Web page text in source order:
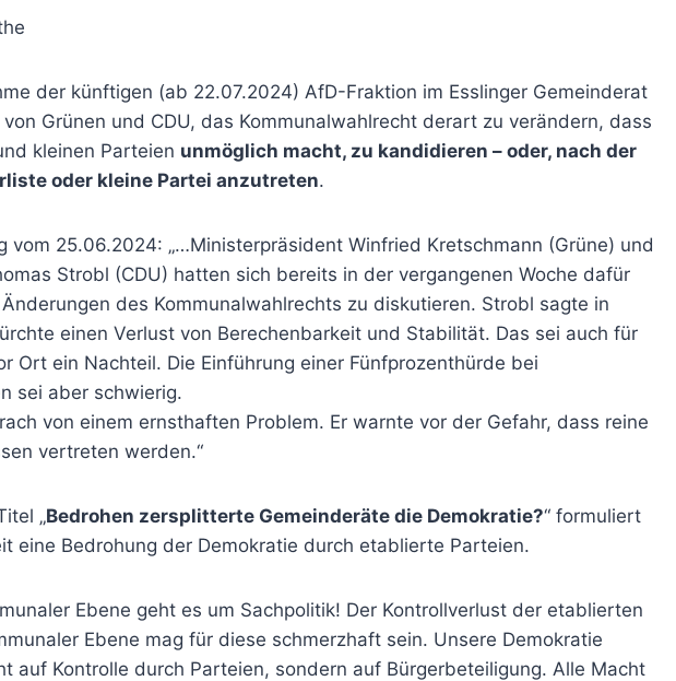
der künftigen (ab 22.07.2024) AfD-Fraktion im Esslinger Gemeinderat
Grünen und CDU, das Kommunalwahlrecht derart zu verändern, dass
kleinen Parteien unmöglich macht, zu kandidieren – oder, nach der
oder kleine Partei anzutreten.
vom 25.06.2024: „…Ministerpräsident Winfried Kretschmann (Grüne) und
Strobl (CDU) hatten sich bereits in der vergangenen Woche dafür
des Kommunalwahlrechts zu diskutieren. Strobl sagte in
einen Verlust von Berechenbarkeit und Stabilität. Das sei auch für
Ort ein Nachteil. Die Einführung einer Fünfprozenthürde bei
sei aber schwierig.
von einem ernsthaften Problem. Er warnte vor der Gefahr, dass reine
vertreten werden.“
„Bedrohen zersplitterte Gemeinderäte die Demokratie?“ formuliert
eine Bedrohung der Demokratie durch etablierte Parteien.
Ebene geht es um Sachpolitik! Der Kontrollverlust der etablierten
Ebene mag für diese schmerzhaft sein. Unsere Demokratie
auf Kontrolle durch Parteien, sondern auf Bürgerbeteiligung. Alle Macht